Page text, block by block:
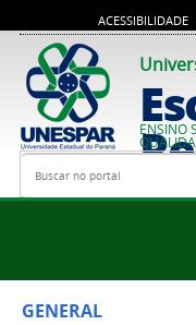
ACESSIBILIDADE
ENSINO
Busca
GENERAL